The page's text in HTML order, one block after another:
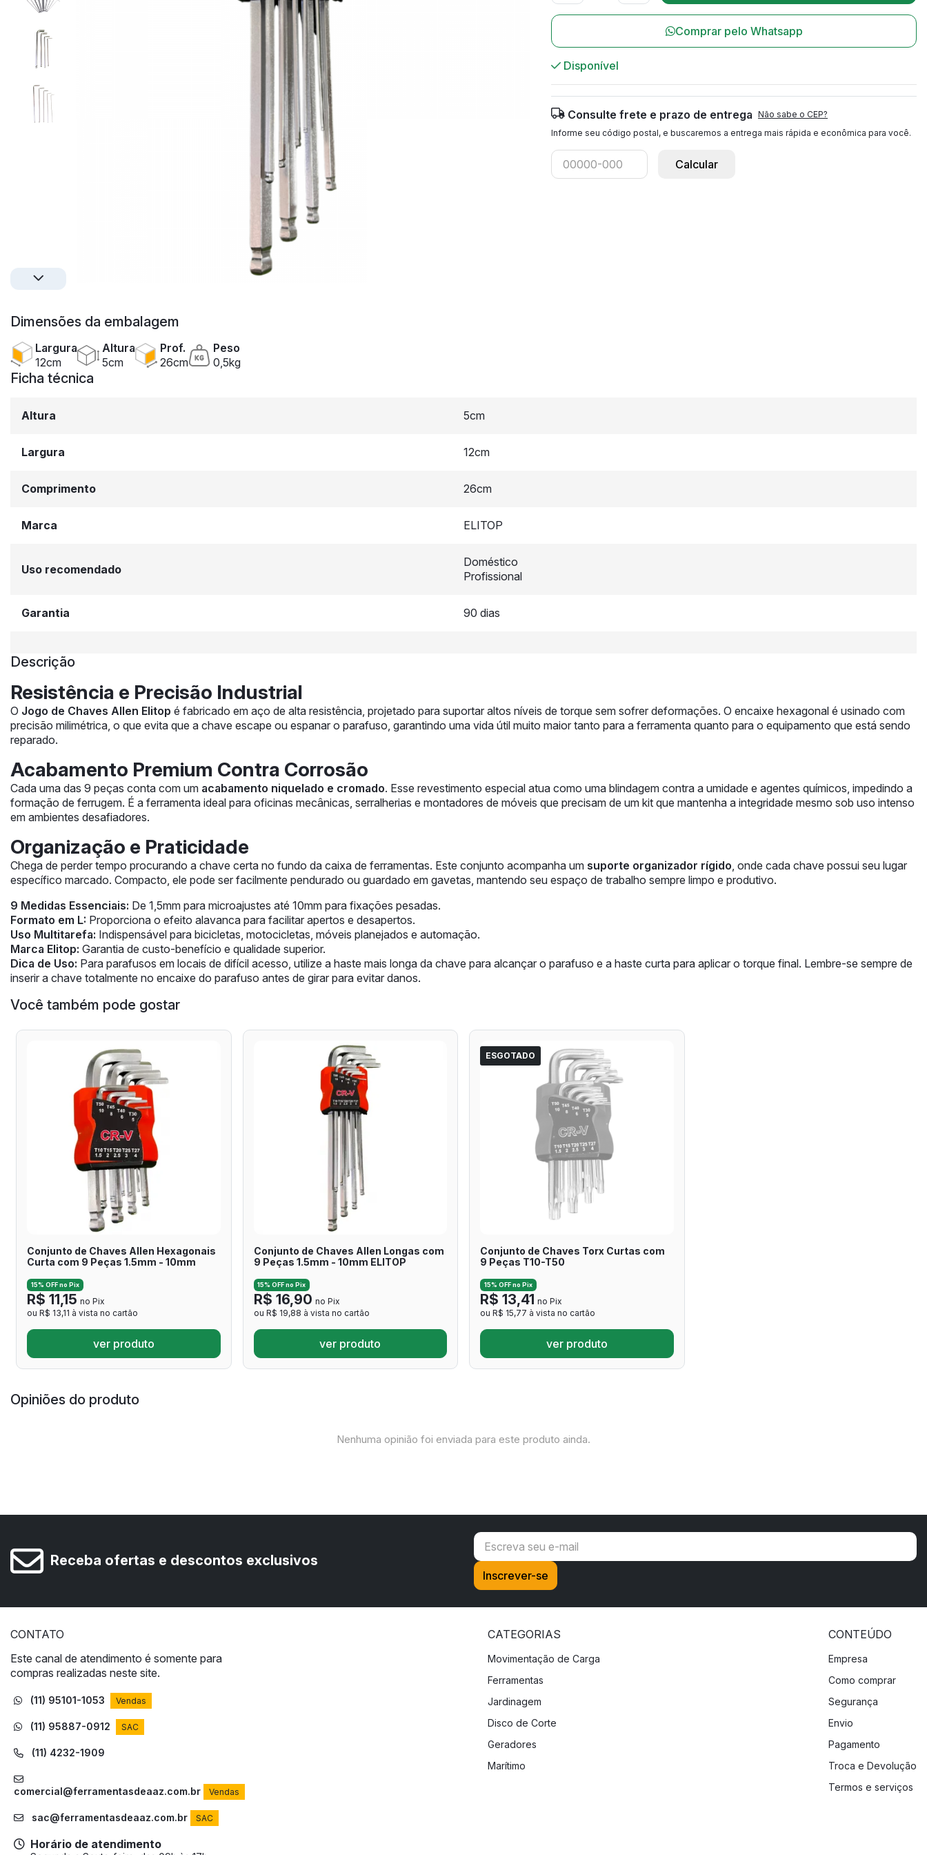
Comprar pelo Whatsapp
Disponível
Consulte frete e prazo de entrega Não sabe o CEP?
Informe seu código postal, e buscaremos a entrega mais rápida e econômica para você.
Calcular
Dimensões da embalagem
Largura
12cm
Altura
5cm
Prof.
26cm
Peso
0,5kg
Ficha técnica
Altura 5cm
Largura 12cm
Comprimento 26cm
Marca ELITOP
Uso recomendado
Doméstico
Profissional
Garantia 90 dias
Descrição
Resistência e Precisão Industrial
O Jogo de Chaves Allen Elitop é fabricado em aço de alta resistência, projetado para suportar altos níveis de torque sem sofrer deformações. O encaixe hexagonal é usinado com
precisão milimétrica, o que evita que a chave escape ou espanar o parafuso, garantindo uma vida útil muito maior tanto para a ferramenta quanto para o equipamento que está sendo
reparado.
Acabamento Premium Contra Corrosão
Cada uma das 9 peças conta com um acabamento niquelado e cromado. Esse revestimento especial atua como uma blindagem contra a umidade e agentes químicos, impedindo a
formação de ferrugem. É a ferramenta ideal para oficinas mecânicas, serralherias e montadores de móveis que precisam de um kit que mantenha a integridade mesmo sob uso intenso
em ambientes desafiadores.
Organização e Praticidade
Chega de perder tempo procurando a chave certa no fundo da caixa de ferramentas. Este conjunto acompanha um suporte organizador rígido, onde cada chave possui seu lugar
específico marcado. Compacto, ele pode ser facilmente pendurado ou guardado em gavetas, mantendo seu espaço de trabalho sempre limpo e produtivo.
9 Medidas Essenciais: De 1,5mm para microajustes até 10mm para fixações pesadas.
Formato em L: Proporciona o efeito alavanca para facilitar apertos e desapertos.
Uso Multitarefa: Indispensável para bicicletas, motocicletas, móveis planejados e automação.
Marca Elitop: Garantia de custo-benefício e qualidade superior.
Dica de Uso: Para parafusos em locais de difícil acesso, utilize a haste mais longa da chave para alcançar o parafuso e a haste curta para aplicar o torque final. Lembre-se sempre de
inserir a chave totalmente no encaixe do parafuso antes de girar para evitar danos.
Você também pode gostar
Conjunto de Chaves Allen Hexagonais
Curta com 9 Peças 1.5mm - 10mm
15% OFF no Pix
R$ 11,15 no Pix
ou R$ 13,11 à vista no cartão
ver produto
Conjunto de Chaves Allen Longas com
9 Peças 1.5mm - 10mm ELITOP
15% OFF no Pix
R$ 16,90 no Pix
ou R$ 19,88 à vista no cartão
ver produto
Conjunto de Chaves Torx Curtas com
9 Peças T10-T50
15% OFF no Pix
R$ 13,41 no Pix
ou R$ 15,77 à vista no cartão
ver produto
ESGOTADO
Opiniões do produto
Nenhuma opinião foi enviada para este produto ainda.
Receba ofertas e descontos exclusivos
CONTATO
Este canal de atendimento é somente para
compras realizadas neste site.
(11) 95101-1053 Vendas
(11) 95887-0912 SAC
(11) 4232-1909
comercial@ferramentasdeaaz.com.br Vendas
sac@ferramentasdeaaz.com.br SAC
Horário de atendimento
CATEGORIAS
Movimentação de Carga
Ferramentas
Jardinagem
Disco de Corte
Geradores
Marítimo
CONTEÚDO
Empresa
Como comprar
Segurança
Envio
Pagamento
Troca e Devolução
Termos e serviços